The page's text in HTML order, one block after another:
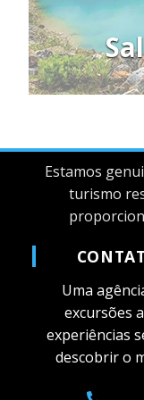
Estamos
turismo
Uma
excursões
experiências
descobrir o